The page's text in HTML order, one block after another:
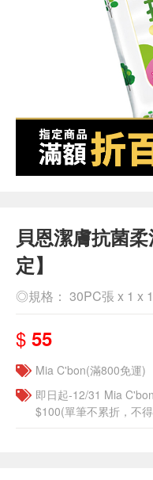
貝恩潔膚抗菌
定】
◎規格： 30PC張 x 1 x
$ 55
Mia C'bon(滿800免運)
即日起-12/31 Mia
$100(單筆不累折，不